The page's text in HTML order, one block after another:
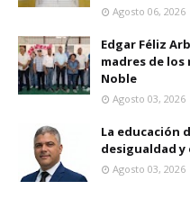
Agosto 06, 2026
Edgar Féliz
madres de los
Noble
Agosto 03, 2026
La educación
desigualdad y
Agosto 03, 2026